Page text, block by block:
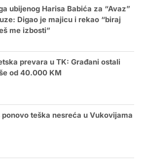
ubijenog Harisa Babića za “Avaz”
Digao je majicu i rekao “biraj
me izbosti”
prevara u TK: Građani ostali
od 40.000 KM
teška nesreća u Vukovijama